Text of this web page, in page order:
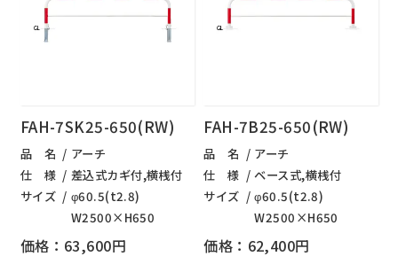
FAH-7SK25-650(RW)
品 名
アーチ
仕 様
差込式カギ付,横桟付
サイズ
φ60.5(t2.8)
W2500×H650
価格：63,600円
FAH-7B25-650(RW)
品 名
アーチ
仕 様
ベース式,横桟付
サイズ
φ60.5(t2.8)
W2500×H650
価格：62,400円